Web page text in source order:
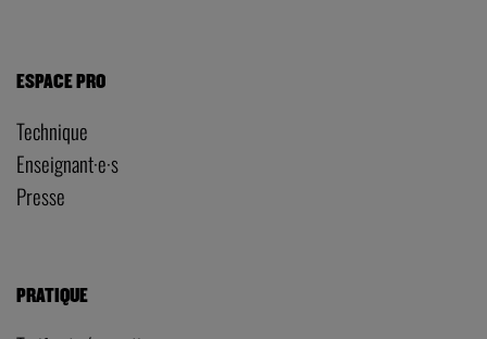
ESPACE PRO
Technique
Enseignant·e·s
Presse
PRATIQUE